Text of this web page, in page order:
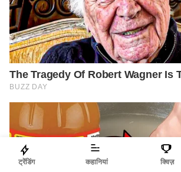
ट्रेंडिंग कहानियां क्विज़